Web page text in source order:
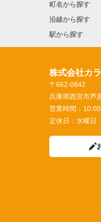
町名から探す
沿線から探す
駅から探す
株式会社カ
〒662-0842
兵庫県西宮市芦
営業時間：
定休日： 水曜日